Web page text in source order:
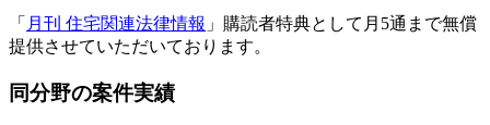
「 月刊 住宅関連法律情報 」購読者特典として月5通まで無償
提供させていただいております。
同分野の案件実績